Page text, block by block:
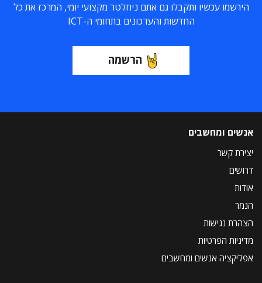
הירשמו עכשיו ותקבלו גם אתם ניוזלטר מקצועי יומי, המרכז את כל
החדשות והעדכונים בתחומי ה-ICT
הרשמה
אנשים ומחשבים
יצירת קשר
דרושים
אודות
הנמר
הצהרת נגישות
מדיניות הפרטיות
אפליקציה אנשים ומחשבים